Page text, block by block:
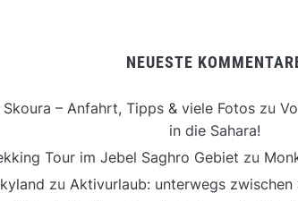
NEUESTE
– Anfahrt, Tipps & viele Fotos zu
in die Sahara!
Tour im Jebel Saghro Gebiet zu
zu Aktivurlaub: unterwegs